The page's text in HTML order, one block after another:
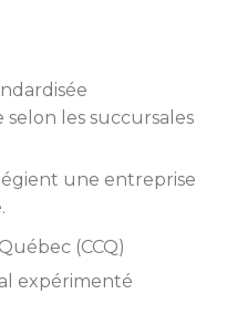
les succursales
une entreprise
(CCQ)
expérimenté